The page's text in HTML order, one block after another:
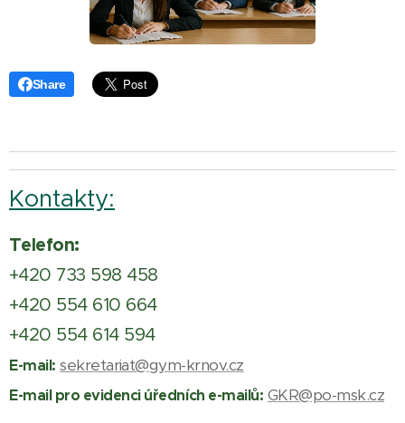
Share
Kontakty:
Telefon:
+420 733 598 458
+420 554 610 664
+420 554 614 594
E-mail: sekretariat@gym-krnov.cz
E-mail pro evidenci úředních e-mailů: GKR@po-msk.cz